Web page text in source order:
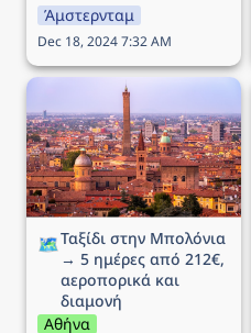
Άμστερνταμ
Dec 18, 2024 7:32 AM
Ταξίδι στην Μπολόνια →
5 ημέρες από 212€,
αεροπορικά και διαμονή
🗺️Ταξίδι στην Μπολόνια
→ 5 ημέρες από 212€,
αεροπορικά και
διαμονή
Αθήνα